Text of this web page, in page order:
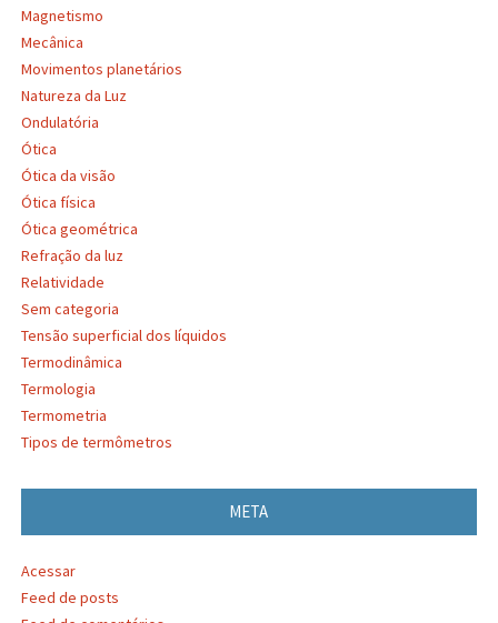
Magnetismo
Mecânica
Movimentos planetários
Natureza da Luz
Ondulatória
Ótica
Ótica da visão
Ótica física
Ótica geométrica
Refração da luz
Relatividade
Sem categoria
Tensão superficial dos líquidos
Termodinâmica
Termologia
Termometria
Tipos de termômetros
META
Acessar
Feed de posts